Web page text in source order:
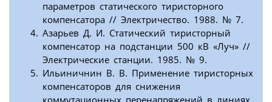
параметров статического тиристорного
компенсатора // Электричество. 1988. № 7.
Азарьев Д. И. Статический тиристорный
компенсатор на подстанции 500 кВ «Луч» //
Электрические станции. 1985. № 9.
Ильиничнин В. В. Применение тиристорных
компенсаторов для снижения
коммутационных перенапряжений в линиях